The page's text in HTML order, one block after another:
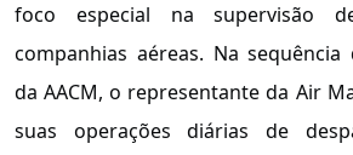
foco especial na supervisão
companhias aéreas. Na sequência
da AACM, o representante da Air
suas operações diárias de